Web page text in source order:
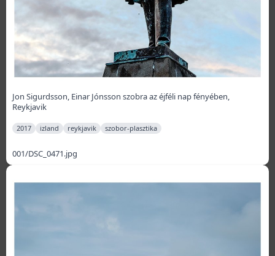
Jon Sigurdsson, Einar Jónsson szobra az éjféli nap fényében,
Reykjavik
2017 izland reykjavik szobor-plasztika
001/DSC_0471.jpg